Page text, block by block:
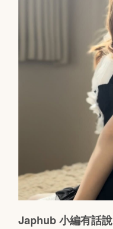
Japhub 小編有話說